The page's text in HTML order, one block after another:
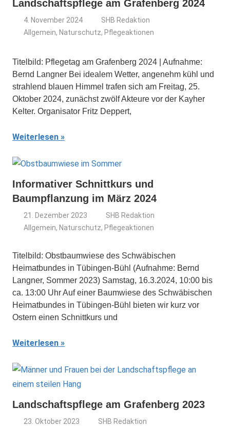
Landschaftspflege am Grafenberg 2024
4. November 2024
SHB Redaktion
Allgemein, Naturschutz, Pflegeaktionen
Titelbild: Pflegetag am Grafenberg 2024 | Aufnahme:
Bernd Langner Bei idealem Wetter, angenehm kühl und
strahlend blauen Himmel trafen sich am Freitag, 25.
Oktober 2024, zunächst zwölf Akteure vor der Kayher
Kelter. Organisator Fritz Deppert,
Weiterlesen
Informativer Schnittkurs und
Baumpflanzung im März 2024
21. Dezember 2023
SHB Redaktion
Allgemein, Naturschutz, Pflegeaktionen
Titelbild: Obstbaumwiese des Schwäbischen
Heimatbundes in Tübingen-Bühl (Aufnahme: Bernd
Langner, Sommer 2023) Samstag, 16.3.2024, 10:00 bis
ca. 13:00 Uhr Auf einer Baumwiese des Schwäbischen
Heimatbundes in Tübingen-Bühl bieten wir kurz vor
Ostern einen Schnittkurs und
Weiterlesen
Landschaftspflege am Grafenberg 2023
23. Oktober 2023
SHB Redaktion